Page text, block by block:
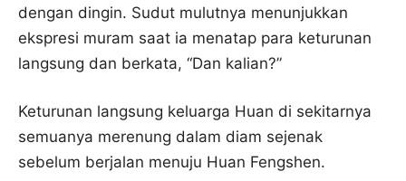
dengan dingin. Sudut mulutnya menunjukkan
ekspresi muram saat ia menatap para keturunan
langsung dan berkata, “Dan kalian?”
Keturunan langsung keluarga Huan di sekitarnya
semuanya merenung dalam diam sejenak
sebelum berjalan menuju Huan Fengshen.